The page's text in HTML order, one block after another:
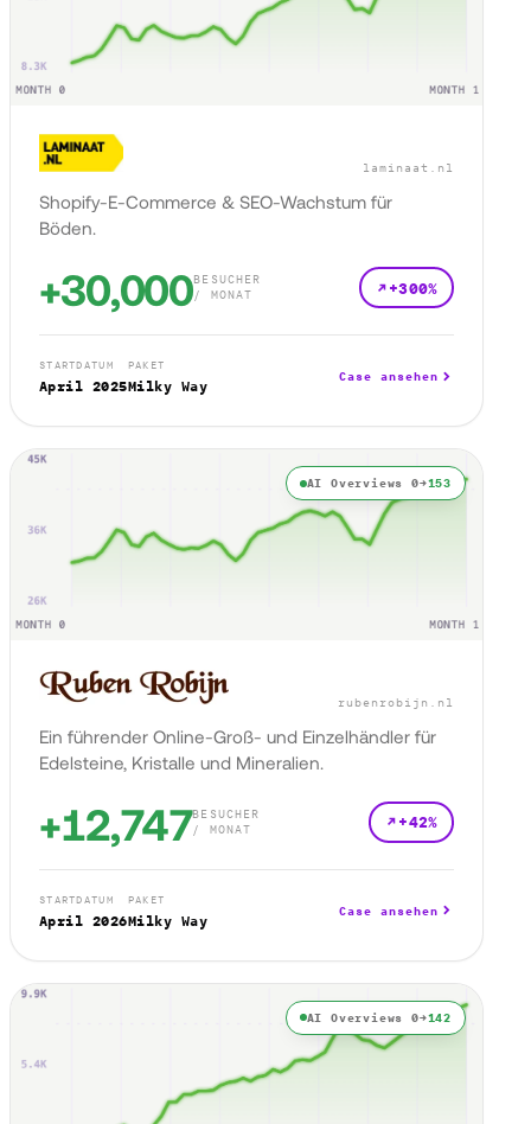
laminaat.nl
Shopify-E-Commerce & SEO-Wachstum für
Böden.
+30,000BESUCHER
/ MONAT
+300%
STARTDATUM
April 2025
PAKET
Milky Way
Case ansehen
AI Overviews 0→153
rubenrobijn.nl
Ein führender Online-Groß- und Einzelhändler für
Edelsteine, Kristalle und Mineralien.
+12,747BESUCHER
/ MONAT
+42%
STARTDATUM
April 2026
PAKET
Milky Way
Case ansehen
AI Overviews 0→142